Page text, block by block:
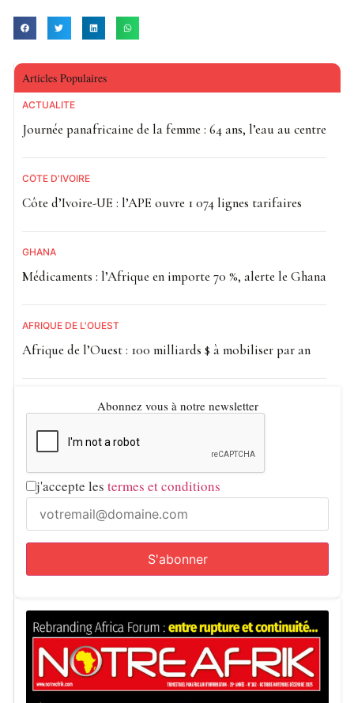
Articles Populaires
ACTUALITE
Journée panafricaine de la femme : 64 ans, l’eau au centre
CÔTE D'IVOIRE
Côte d’Ivoire-UE : l’APE ouvre 1 074 lignes tarifaires
GHANA
Médicaments : l’Afrique en importe 70 %, alerte le Ghana
AFRIQUE DE L'OUEST
Afrique de l’Ouest : 100 milliards $ à mobiliser par an
Abonnez vous à notre newsletter
j'accepte les termes et conditions